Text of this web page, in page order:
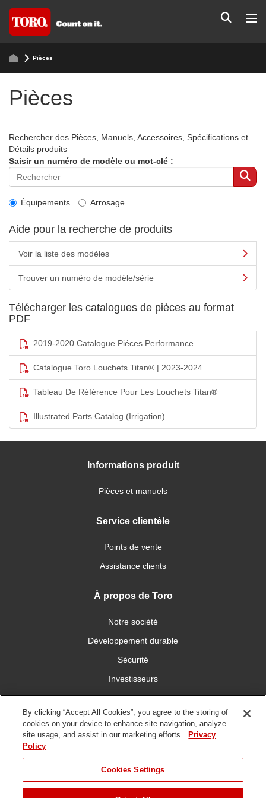
Pièces
Pièces
Rechercher des Pièces, Manuels, Accessoires, Spécifications et
Détails produits
Saisir un numéro de modèle ou mot-clé :
Équipements Arrosage
Aide pour la recherche de produits
Voir la liste des modèles
Trouver un numéro de modèle/série
Télécharger les catalogues de pièces au format
PDF
2019-2020 Catalogue Piéces Performance
Catalogue Toro Louchets Titan® | 2023-2024
Tableau De Référence Pour Les Louchets Titan®
Illustrated Parts Catalog (Irrigation)
Informations produit
Pièces et manuels
Service clientèle
Points de vente
Assistance clients
À propos de Toro
Notre société
Développement durable
Sécurité
Investisseurs
Carrières
Connectez-vous avec nous
By clicking “Accept All Cookies”, you agree to the storing of
cookies on your device to enhance site navigation, analyze
site usage, and assist in our marketing efforts.
Privacy
Policy
Cookies Settings